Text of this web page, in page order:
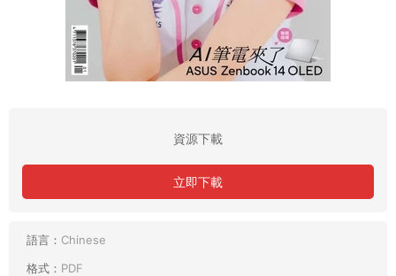
資源下載
立即下載
語言： Chinese
格式： PDF